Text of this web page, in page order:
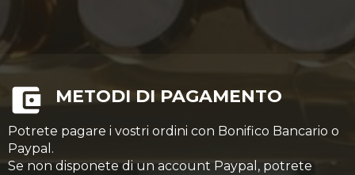
METODI DI PAGAMENTO
Potrete pagare i vostri ordini con Bonifico Bancario o
Paypal.
Se non disponete di un account Paypal, potrete